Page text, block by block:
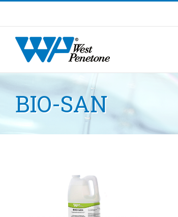
content
BIO-SAN